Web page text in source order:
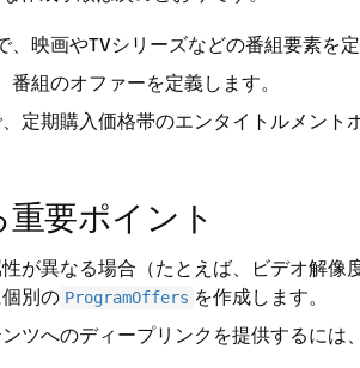
、映画やTVシリーズなどの番組要素を定
番組のオファーを定義します。
定期購入価格帯のエンタイトルメント
重要ポイント
が異なる場合（たとえば、ビデオ解像
別の ProgramOffers を作成します。
ツへのディープリンクを提供するには、